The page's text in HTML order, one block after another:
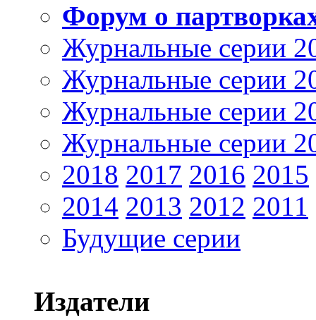
Форум о
Журнальные серии
Журнальные серии
Журнальные серии
Журнальные серии
2018 2017 2016 2015
2014 2013 2012 2011
Будущие серии
Издатели